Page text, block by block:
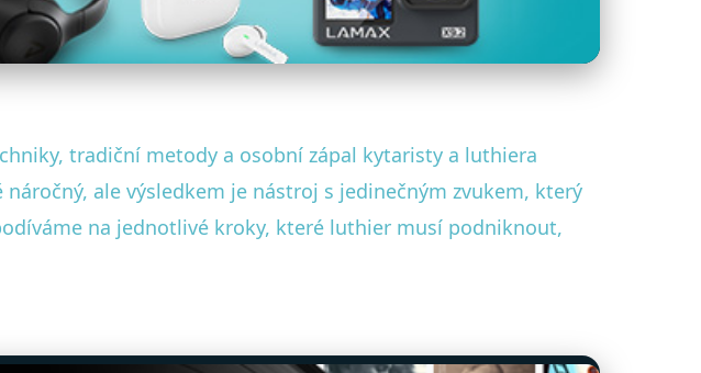
tradiční metody a osobní zápal kytaristy a luthiera
ale výsledkem je nástroj s jedinečným zvukem, který
na jednotlivé kroky, které luthier musí podniknout,